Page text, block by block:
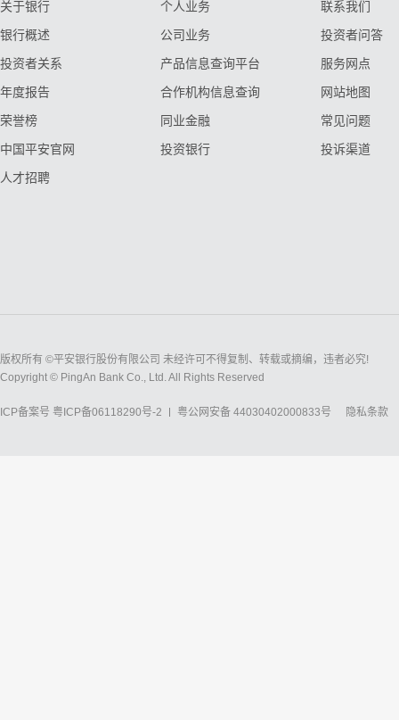
关于银行
银行概述
投资者关系
年度报告
荣誉榜
中国平安官网
人才招聘
个人业务
公司业务
产品信息查询平台
合作机构信息查询
同业金融
投资银行
联系我们
投资者问答
服务网点
网站地图
常见问题
投诉渠道
版权所有 ©平安银行股份有限公司 未经许可不得复制、转载或摘编，违者必究!
Copyright © PingAn Bank Co., Ltd. All Rights Reserved
ICP备案号 粤ICP备06118290号-2 粤公网安备 44030402000833号 隐私条款